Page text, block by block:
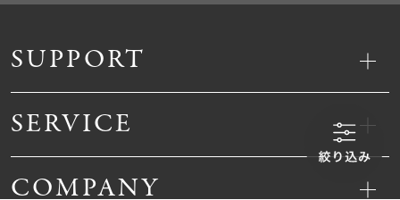
SUPPORT
SERVICE
COMPANY